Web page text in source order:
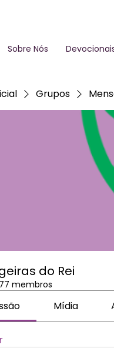
Sobre Nós
Grupos
do Rei
membros
Mídia